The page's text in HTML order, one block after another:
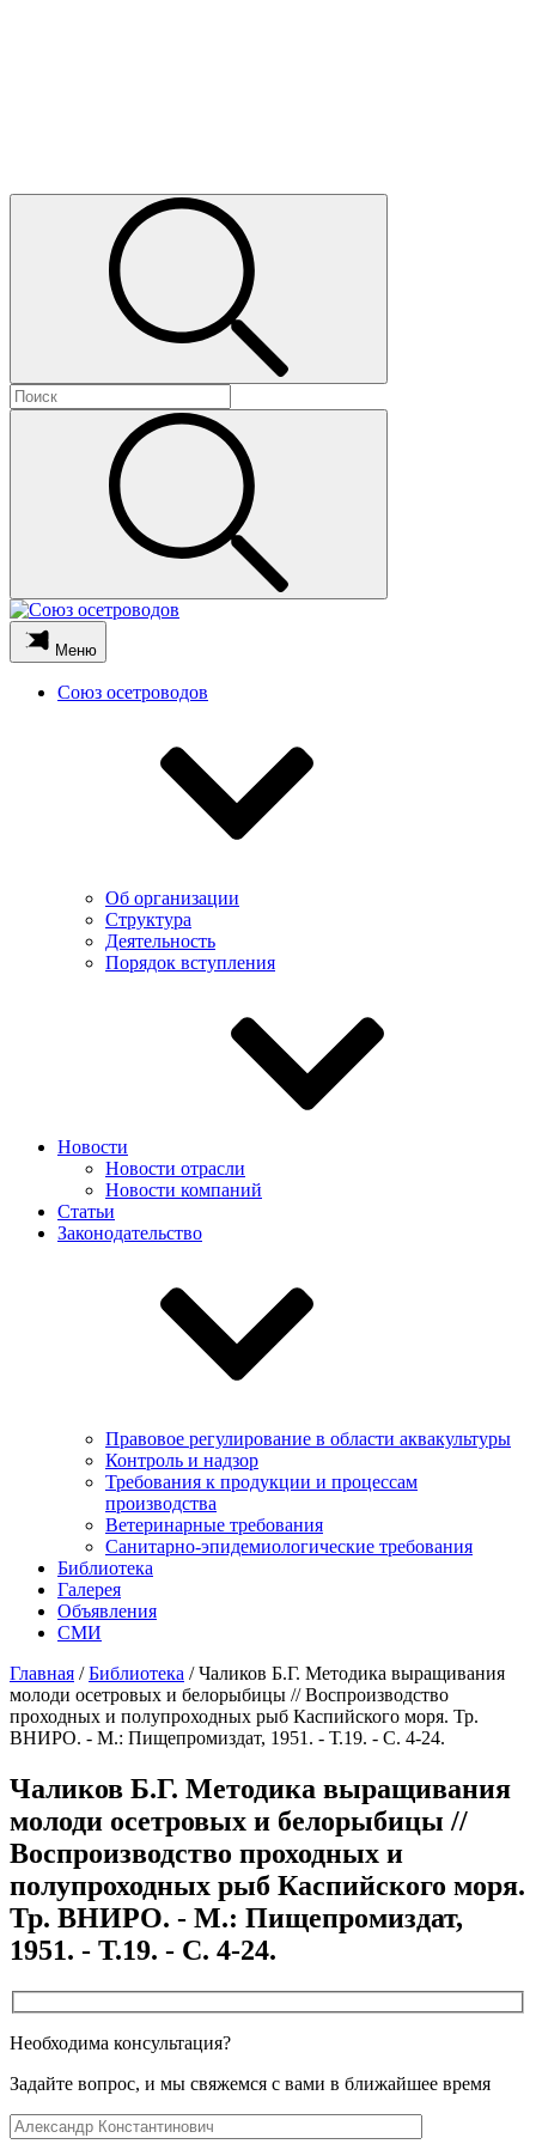
Меню
Союз осетроводов
Об организации
Структура
Деятельность
Порядок вступления
Новости
Новости отрасли
Новости компаний
Статьи
Законодательство
Правовое регулирование в области аквакультуры
Контроль и надзор
Требования к продукции и процессам
производства
Ветеринарные требования
Санитарно-эпидемиологические требования
Библиотека
Галерея
Объявления
СМИ
Главная /Библиотека /Чаликов Б.Г. Методика выращивания
молоди осетровых и белорыбицы // Воспроизводство
проходных и полупроходных рыб Каспийского моря. Тр.
ВНИРО. - М.: Пищепромиздат, 1951. - Т.19. - С. 4-24.
Чаликов Б.Г. Методика выращивания
молоди осетровых и белорыбицы //
Воспроизводство проходных и
полупроходных рыб Каспийского моря.
Тр. ВНИРО. - М.: Пищепромиздат,
1951. - Т.19. - С. 4-24.
Необходима консультация?
Задайте вопрос, и мы свяжемся с вами в ближайшее время